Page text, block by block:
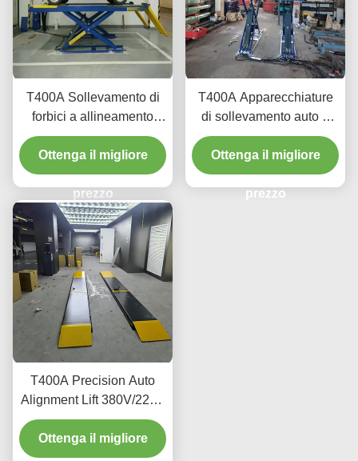
T400A Sollevamento di
forbici a allineamento
durevole 4000 kg con
sollevamento liscio
Ottenga il migliore
prezzo
T400A Apparecchiature
di sollevamento auto a
profilo ultra basso per
allineamento e
manutenzione
Ottenga il migliore
prezzo
T400A Precision Auto
Alignment Lift 380V/220V
con design a basso
profilo
Ottenga il migliore